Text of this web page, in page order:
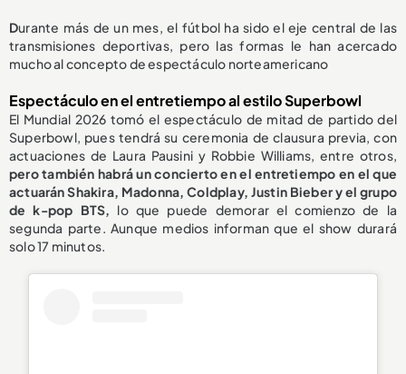
Durante más de un mes, el fútbol ha sido el eje central de las
transmisiones deportivas, pero las formas le han acercado
mucho al concepto de espectáculo norteamericano
Espectáculo en el entretiempo al estilo Superbowl
El Mundial 2026 tomó el espectáculo de mitad de partido del
Superbowl, pues tendrá su ceremonia de clausura previa, con
actuaciones de Laura Pausini y Robbie Williams, entre otros,
pero también habrá un concierto en el entretiempo en el que
actuarán Shakira, Madonna, Coldplay, Justin Bieber y el grupo
de k-pop BTS, lo que puede demorar el comienzo de la
segunda parte. Aunque medios informan que el show durará
solo 17 minutos.